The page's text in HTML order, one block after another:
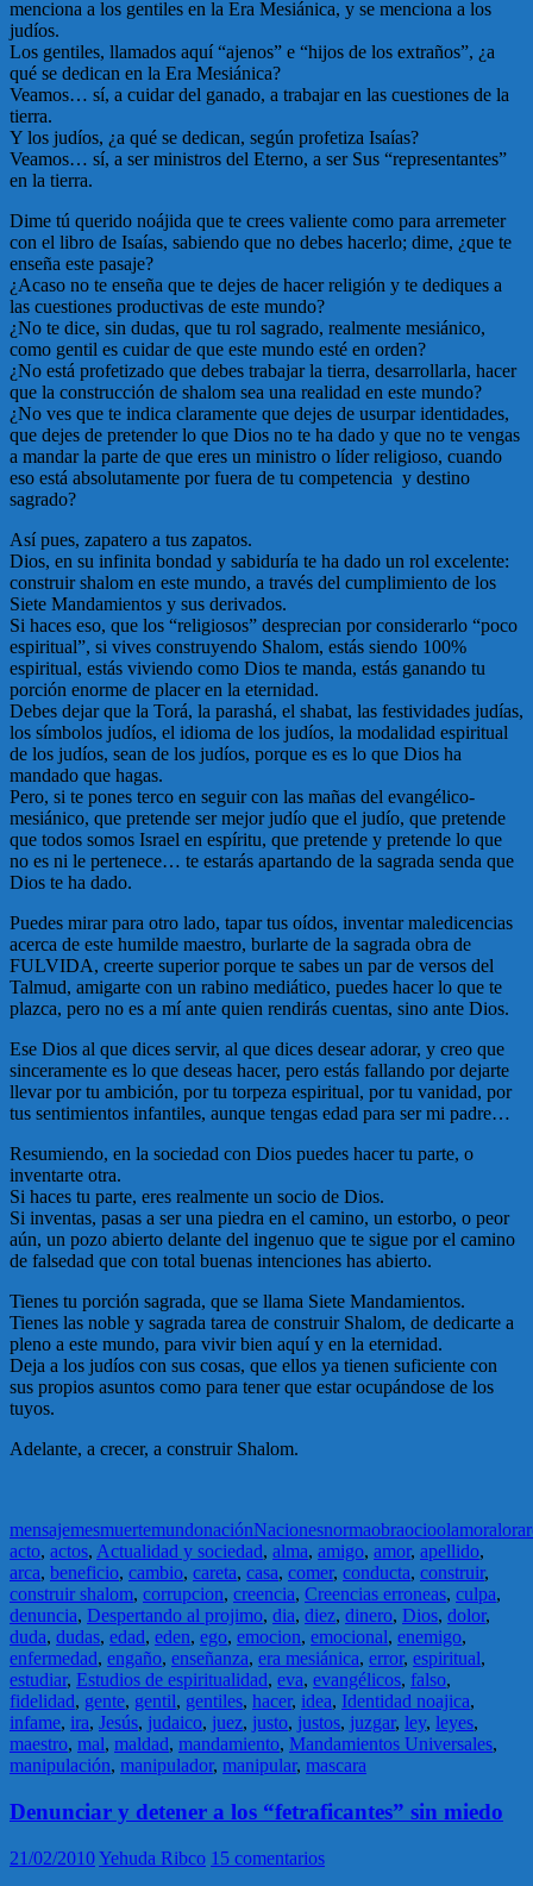
menciona a los gentiles en la Era Mesiánica, y se menciona a los
judíos.
Los gentiles, llamados aquí “ajenos” e “hijos de los extraños”, ¿a
qué se dedican en la Era Mesiánica?
Veamos… sí, a cuidar del ganado, a trabajar en las cuestiones de la
tierra.
Y los judíos, ¿a qué se dedican, según profetiza Isaías?
Veamos… sí, a ser ministros del Eterno, a ser Sus “representantes”
en la tierra.
Dime tú querido noájida que te crees valiente como para arremeter
con el libro de Isaías, sabiendo que no debes hacerlo; dime, ¿que te
enseña este pasaje?
¿Acaso no te enseña que te dejes de hacer religión y te dediques a
las cuestiones productivas de este mundo?
¿No te dice, sin dudas, que tu rol sagrado, realmente mesiánico,
como gentil es cuidar de que este mundo esté en orden?
¿No está profetizado que debes trabajar la tierra, desarrollarla, hacer
que la construcción de shalom sea una realidad en este mundo?
¿No ves que te indica claramente que dejes de usurpar identidades,
que dejes de pretender lo que Dios no te ha dado y que no te vengas
a mandar la parte de que eres un ministro o líder religioso, cuando
eso está absolutamente por fuera de tu competencia y destino
sagrado?
Así pues, zapatero a tus zapatos.
Dios, en su infinita bondad y sabiduría te ha dado un rol excelente:
construir shalom en este mundo, a través del cumplimiento de los
Siete Mandamientos y sus derivados.
Si haces eso, que los “religiosos” desprecian por considerarlo “poco
espiritual”, si vives construyendo Shalom, estás siendo 100%
espiritual, estás viviendo como Dios te manda, estás ganando tu
porción enorme de placer en la eternidad.
Debes dejar que la Torá, la parashá, el shabat, las festividades judías,
los símbolos judíos, el idioma de los judíos, la modalidad espiritual
de los judíos, sean de los judíos, porque es es lo que Dios ha
mandado que hagas.
Pero, si te pones terco en seguir con las mañas del evangélico-
mesiánico, que pretende ser mejor judío que el judío, que pretende
que todos somos Israel en espíritu, que pretende y pretende lo que
no es ni le pertenece… te estarás apartando de la sagrada senda que
Dios te ha dado.
Puedes mirar para otro lado, tapar tus oídos, inventar maledicencias
acerca de este humilde maestro, burlarte de la sagrada obra de
FULVIDA, creerte superior porque te sabes un par de versos del
Talmud, amigarte con un rabino mediático, puedes hacer lo que te
plazca, pero no es a mí ante quien rendirás cuentas, sino ante Dios.
Ese Dios al que dices servir, al que dices desear adorar, y creo que
sinceramente es lo que deseas hacer, pero estás fallando por dejarte
llevar por tu ambición, por tu torpeza espiritual, por tu vanidad, por
tus sentimientos infantiles, aunque tengas edad para ser mi padre…
Resumiendo, en la sociedad con Dios puedes hacer tu parte, o
inventarte otra.
Si haces tu parte, eres realmente un socio de Dios.
Si inventas, pasas a ser una piedra en el camino, un estorbo, o peor
aún, un pozo abierto delante del ingenuo que te sigue por el camino
de falsedad que con total buenas intenciones has abierto.
Tienes tu porción sagrada, que se llama Siete Mandamientos.
Tienes las noble y sagrada tarea de construir Shalom, de dedicarte a
pleno a este mundo, para vivir bien aquí y en la eternidad.
Deja a los judíos con sus cosas, que ellos ya tienen suficiente con
sus propios asuntos como para tener que estar ocupándose de los
tuyos.
Adelante, a crecer, a construir Shalom.
mensajemesmuertemundonaciónNacionesnormaobraocioolamoralorar
acto, actos, Actualidad y sociedad, alma, amigo, amor, apellido,
arca, beneficio, cambio, careta, casa, comer, conducta, construir,
construir shalom, corrupcion, creencia, Creencias erroneas, culpa,
denuncia, Despertando al projimo, dia, diez, dinero, Dios, dolor,
duda, dudas, edad, eden, ego, emocion, emocional, enemigo,
enfermedad, engaño, enseñanza, era mesiánica, error, espiritual,
estudiar, Estudios de espiritualidad, eva, evangélicos, falso,
fidelidad, gente, gentil, gentiles, hacer, idea, Identidad noajica,
infame, ira, Jesús, judaico, juez, justo, justos, juzgar, ley, leyes,
maestro, mal, maldad, mandamiento, Mandamientos Universales,
manipulación, manipulador, manipular, mascara
Denunciar y detener a los “fetraficantes” sin miedo
21/02/2010Yehuda Ribco 15 comentarios